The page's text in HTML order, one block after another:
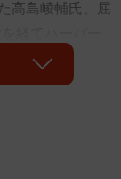
高島崚輔氏。屈
材はどう育っ